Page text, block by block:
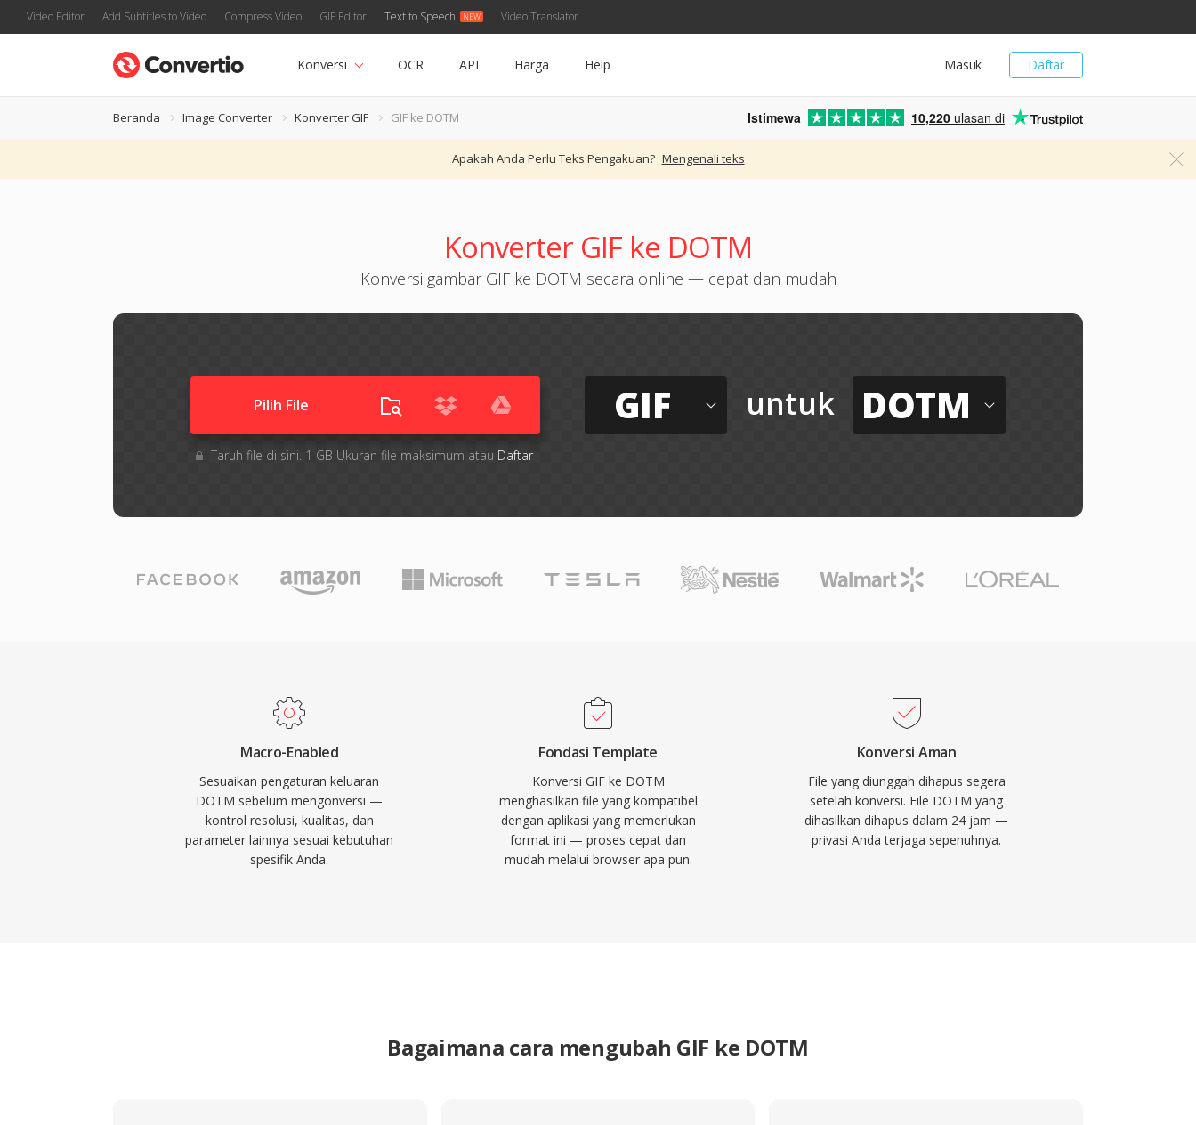
Video Editor Add Subtitles to Video Compress Video GIF Editor Text to Speech Video Translator
Daftar
Masuk
Konversi OCR API Harga Help
Beranda Image Converter Konverter GIF GIF ke DOTM Istimewa 10,220 ulasan di
Apakah Anda Perlu Teks Pengakuan? Mengenali teks
Konverter GIF ke DOTM
Konversi gambar GIF ke DOTM secara online — cepat dan mudah
Pilih File
Taruh file di sini. 1 GB Ukuran file maksimum atau Daftar
GIF untuk DOTM
Macro-Enabled
Sesuaikan pengaturan keluaran
DOTM sebelum mengonversi —
kontrol resolusi, kualitas, dan
parameter lainnya sesuai kebutuhan
spesifik Anda.
Fondasi Template
Konversi GIF ke DOTM
menghasilkan file yang kompatibel
dengan aplikasi yang memerlukan
format ini — proses cepat dan
mudah melalui browser apa pun.
Konversi Aman
File yang diunggah dihapus segera
setelah konversi. File DOTM yang
dihasilkan dihapus dalam 24 jam —
privasi Anda terjaga sepenuhnya.
Bagaimana cara mengubah GIF ke DOTM